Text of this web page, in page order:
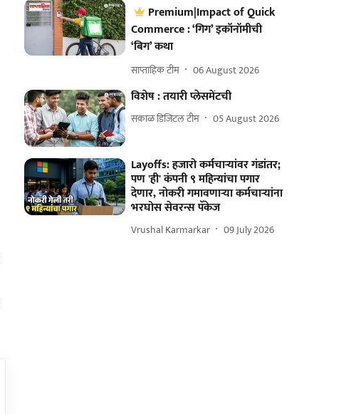
Premium|Impact of Quick
Commerce : ‘गिग’ इकॉनॉमीची
‘बिग’ कथा
साप्ताहिक टीम 06 August 2026
विशेष : तयारी प्लेसमेंटची
सकाळ डिजिटल टीम 05 August 2026
Layoffs: हजारो कर्मचाऱ्यांवर गंडांतर;
पण 'ही' कंपनी ९ महिन्यांचा पगार
देणार, नोकरी गमावणाऱ्या कर्मचाऱ्यांना
भरघोस सेवरन्स पॅकेज
Vrushal Karmarkar 09 July 2026